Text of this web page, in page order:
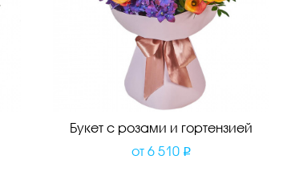
Букет с розами и гортензией
от 6 510